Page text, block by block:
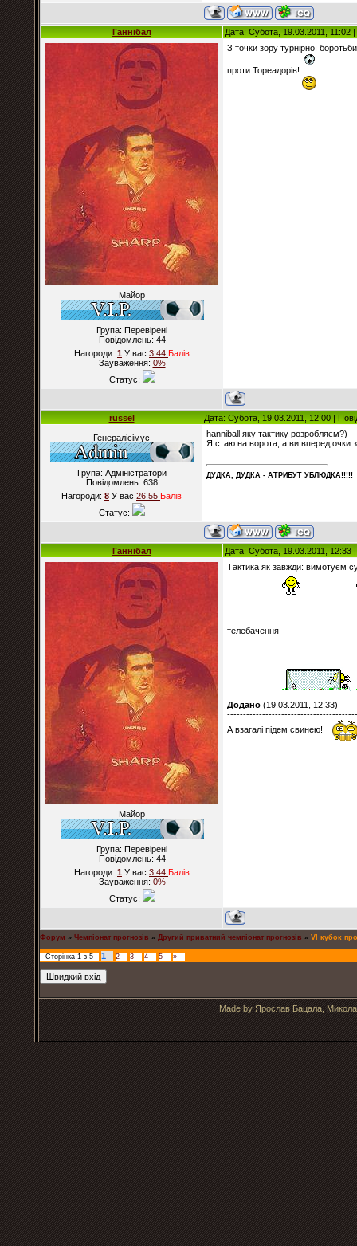
Ганнібал Дата: Субота, 19.03.2011, 11:02
Майор
Група: Перевірені
Повідомлень: 44
Нагороди: 1 У вас 3.44 Балiв
Зауваження: 0%
Статус:
З точки зору турнірної
проти Тореадорів!
russel Дата: Субота, 19.03.2011, 12:00 |
Генералісімус
Група: Адміністратори
Повідомлень: 638
Нагороди: 8 У вас 26.55 Балiв
Статус:
hanniball яку тактику розробляєм?)
Я стаю на ворота, а ви вперед очки
ДУДКА, ДУДКА - АТРИБУT УБЛЮДКА!!!!!
Ганнібал Дата: Субота, 19.03.2011, 12:33
Майор
Група: Перевірені
Повідомлень: 44
Нагороди: 1 У вас 3.44 Балiв
Зауваження: 0%
Статус:
Тактика як завжди: вимотуєм
телебачення
Додано (19.03.2011, 12:33)
А взагалі підем свинею!
Форум » Чемпіонат прогнозів » Другий приватний чемпіонат прогнозів » VІ кубок
Сторінка 1 з 5 1 2 3 4 5 »
Made by Ярослав Бацала,